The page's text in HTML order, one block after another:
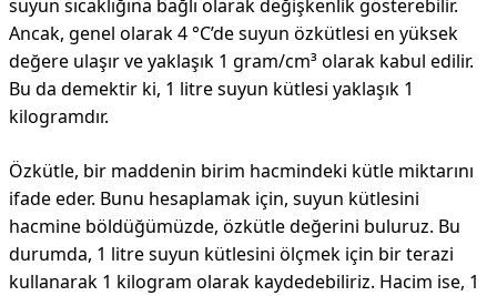
suyun sıcaklığına bağlı olarak değişkenlik gösterebilir.
Ancak, genel olarak 4 °C’de suyun özkütlesi en yüksek
değere ulaşır ve yaklaşık 1 gram/cm³ olarak kabul edilir.
Bu da demektir ki, 1 litre suyun kütlesi yaklaşık 1
kilogramdır.
Özkütle, bir maddenin birim hacmindeki kütle miktarını
ifade eder. Bunu hesaplamak için, suyun kütlesini
hacmine böldüğümüzde, özkütle değerini buluruz. Bu
durumda, 1 litre suyun kütlesini ölçmek için bir terazi
kullanarak 1 kilogram olarak kaydedebiliriz. Hacim ise, 1